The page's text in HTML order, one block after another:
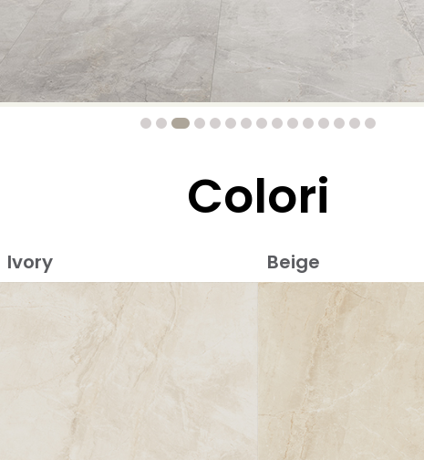
Colori
Ivory Beige